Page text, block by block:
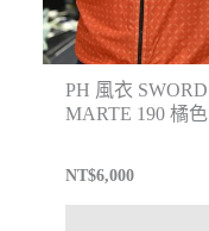
PH 風衣 SWORD
MARTE 190 橘色
NT$6,000